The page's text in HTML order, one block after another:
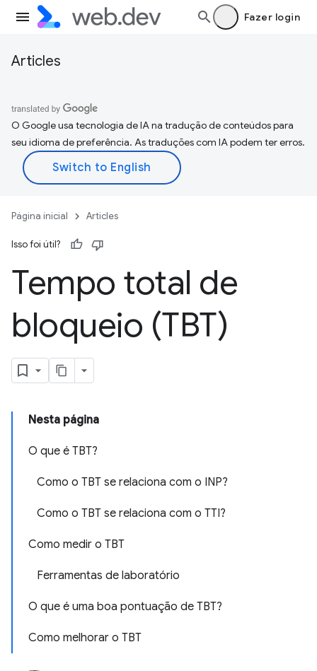
Fazer login
Articles
O Google usa tecnologia de IA na tradução de conteúdos para
seu idioma de preferência. As traduções com IA podem ter erros.
Página inicial Articles
Isso foi útil?
Tempo total de
bloqueio (TBT)
Nesta página
O que é TBT?
Como o TBT se relaciona com o INP?
Como o TBT se relaciona com o TTI?
Como medir o TBT
Ferramentas de laboratório
O que é uma boa pontuação de TBT?
Como melhorar o TBT